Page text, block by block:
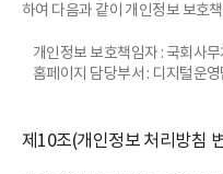
하여 다음과 같이 개인정보 보호
개인정보 보호책임자 : 국회사
홈페이지 담당부서 : 디지털운
제10조(개인정보 처리방침